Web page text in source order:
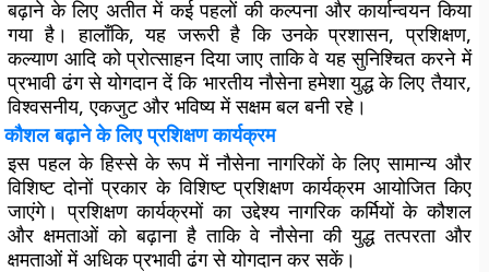
बढ़ाने के लिए अतीत में कई पहलों की कल्पना और कार्यान्वयन किया
गया है। हालाँकि, यह जरूरी है कि उनके प्रशासन, प्रशिक्षण,
कल्याण आदि को प्रोत्साहन दिया जाए ताकि वे यह सुनिश्चित करने में
प्रभावी ढंग से योगदान दें कि भारतीय नौसेना हमेशा युद्ध के लिए तैयार,
विश्वसनीय, एकजुट और भविष्य में सक्षम बल बनी रहे।
कौशल बढ़ाने के लिए प्रशिक्षण कार्यक्रम
इस पहल के हिस्से के रूप में नौसेना नागरिकों के लिए सामान्य और
विशिष्ट दोनों प्रकार के विशिष्ट प्रशिक्षण कार्यक्रम आयोजित किए
जाएंगे। प्रशिक्षण कार्यक्रमों का उद्देश्य नागरिक कर्मियों के कौशल
और क्षमताओं को बढ़ाना है ताकि वे नौसेना की युद्ध तत्परता और
क्षमताओं में अधिक प्रभावी ढंग से योगदान कर सकें।